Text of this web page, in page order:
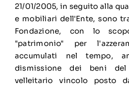
21/01/2005, in seguito alla
e mobiliari dell'Ente, sono
Fondazione, con lo
"patrimonio" per
accumulati nel tempo,
dismissione dei beni del
velleitario vincolo posto